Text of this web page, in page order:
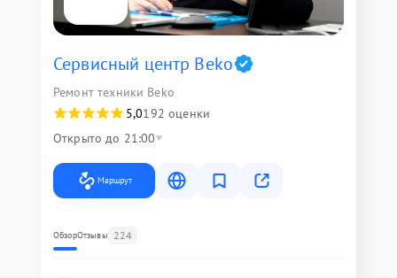
Сервисный центр Beko
Ремонт техники Beko
5,0192 оценки
Открыто до 21:00
Маршрут
ОбзорОтзывы 224